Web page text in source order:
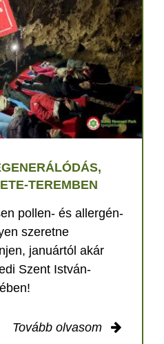
TEREMBEN
pollen- és allergén-
szeretne
januártól akár
Szent István-
Tovább olvasom